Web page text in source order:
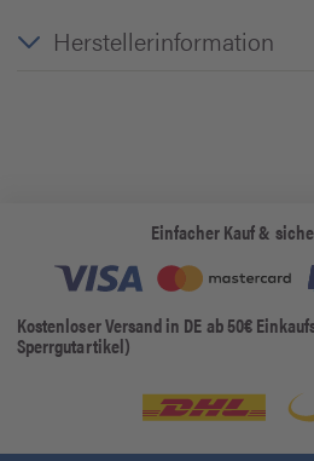
Herstellerinformation
Einfacher Kauf &
Kostenloser Versand in DE ab 50€
Sperrgutartikel)